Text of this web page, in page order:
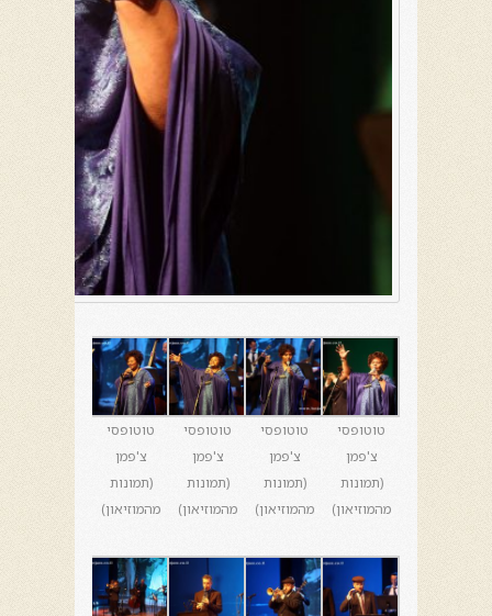
טוטופסי
צ'פמן
(תמונות
מהמוזיאון)
טוטופסי
צ'פמן
(תמונות
מהמוזיאון)
טוטופסי
צ'פמן
(תמונות
מהמוזיאון)
טוטופסי
צ'פמן
(תמונות
מהמוזיאון)